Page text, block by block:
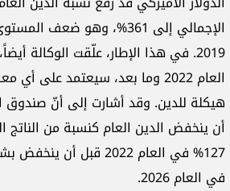
الإجمالي إلى 361%، وهو
2019. في هذا الإطار، علّقت الوكالة
العام 2022 وما بعد، سيعتمد على
هيكلة للدين. وقد أشارت إلى أنّ صندوق
أن ينخفض الدين العام كنسبة من الناتج
في العام 2026.